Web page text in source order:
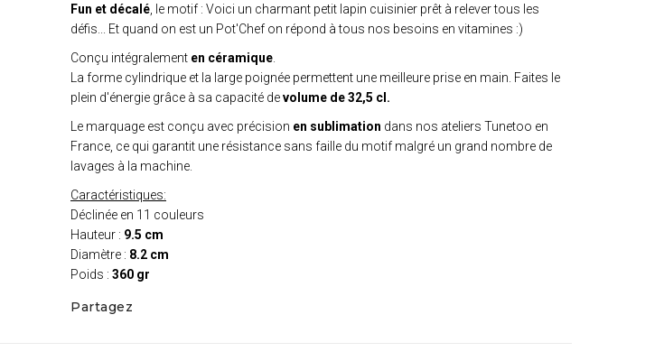
Fun et décalé , le motif : Voici un charmant petit lapin cuisinier prêt à relever tous les
défis... Et quand on est un Pot'Chef on répond à tous nos besoins en vitamines :)
Conçu intégralement en céramique
La forme cylindrique et la large poignée permettent une meilleure prise en main. Faites le
plein d'énergie grâce à sa capacité devolume de 32,5 cl.
Le marquage est conçu avec précision en sublimation dans nos ateliers Tunetoo en
France, ce qui garantit une résistance sans faille du motif malgré un grand nombre de
lavages à la machine.
Caractéristiques:
Déclinée en 11 couleurs
Hauteur : 9.5 cm
Diamètre : 8.2 cm
Poids : 360 gr
Partagez